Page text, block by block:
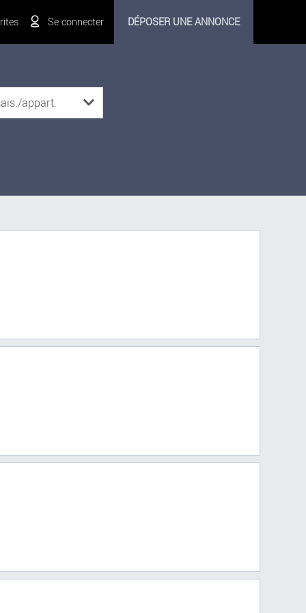
Se connecter DÉPOSER UNE ANNONCE